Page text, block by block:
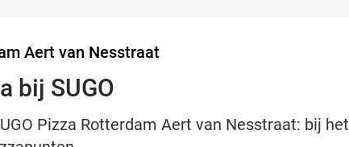
Aert van Nesstraat
bij SUGO
Pizza Rotterdam Aert van Nesstraat: bij het